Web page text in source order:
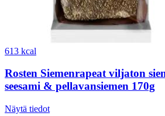
613 kcal
Rosten Siemenrapeat viljaton
seesami & pellavansiemen 170g
Näytä tiedot